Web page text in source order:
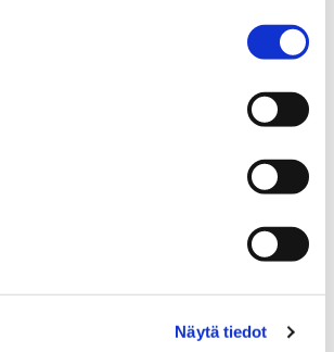
Näytä tiedot
on toistaiseksi
alastuloaltaasta on löytynyt
-bakteeria. Tiistai-illalla